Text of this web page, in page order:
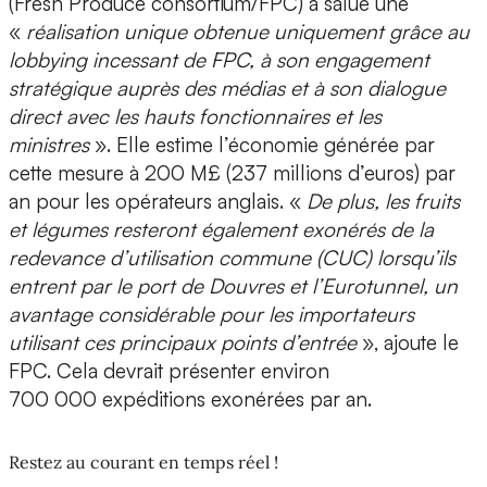
« réalisation unique obtenue uniquement grâce au
lobbying incessant de FPC, à son engagement
stratégique auprès des médias et à son dialogue
direct avec les hauts fonctionnaires et les
ministres». Elle estime l’économie générée par
cette mesure à 200 M£ (237 millions d’euros) par
an pour les opérateurs anglais. « De plus, les fruits
et légumes resteront également exonérés de la
redevance d’utilisation commune (CUC) lorsqu’ils
entrent par le port de Douvres et l’Eurotunnel, un
avantage considérable pour les importateurs
utilisant ces principaux points d’entrée», ajoute le
FPC. Cela devrait présenter environ
700 000 expéditions exonérées par an.
Restez au courant en temps réel !